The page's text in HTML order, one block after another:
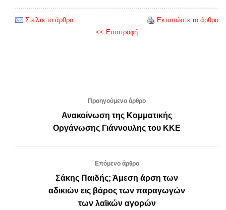
Στείλτε το άρθρο
Εκτυπώστε το άρθρο
<< Επιστροφή
Προηγούμενο άρθρο
Ανακοίνωση της Κομματικής
Οργάνωσης Γιάννουλης του ΚΚΕ
Επόμενο άρθρο
Σάκης Παιδής; Άμεση άρση των
αδικιών εις βάρος των παραγωγών
των λαϊκών αγορών